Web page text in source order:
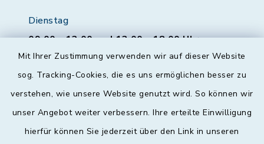
Mit Ihrer Zustimmung verwenden wir auf dieser Website
sog. Tracking-Cookies, die es uns ermöglichen besser zu
verstehen, wie unsere Website genutzt wird. So können wir
unser Angebot weiter verbessern. Ihre erteilte Einwilligung
hierfür können Sie jederzeit über den Link in unseren
Dienstag
09:00 - 12:00 und 13:00 - 18:00 Uhr
Donnerstag
09:00 - 12:00 und 13:00 - 18:00 Uhr